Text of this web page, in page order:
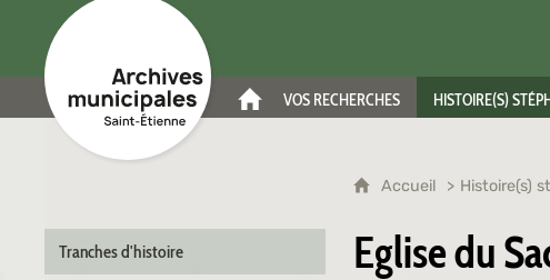
Archives municipales de Saint-Étienne
ACCUEIL
VOS RECHERCHES HISTOIRE(S)
Tranches d'histoire
Accueil Histoire(s)
Eglise du